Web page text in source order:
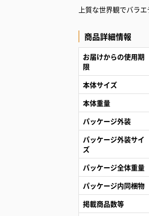
上質な世界観でバラ
商品詳細情報
お届けからの使用期
限
本体サイズ
本体重量
パッケージ外装
パッケージ外装サイ
ズ
パッケージ全体重量
パッケージ内同梱物
掲載商品数等